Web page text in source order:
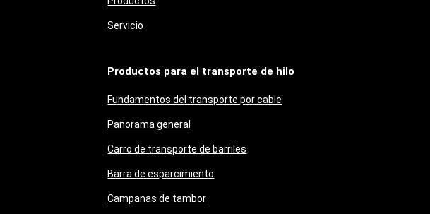
Servicio
Productos para el transporte de hilo
Fundamentos del transporte por cable
Panorama general
Carro de transporte de barriles
Barra de esparcimiento
Campanas de tambor